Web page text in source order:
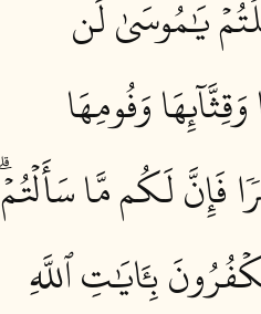
يَٰمُوسَىٰ لَن
وَفُومِهَا
فَإِنَّ لَكُم مَّا سَأَلۡتُمۡۗ
بِـَٔايَٰتِ ٱللَّهِ